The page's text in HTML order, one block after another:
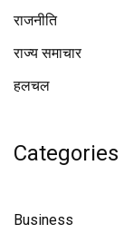
राजनीति
राज्य समाचार
हलचल
Categories
Business